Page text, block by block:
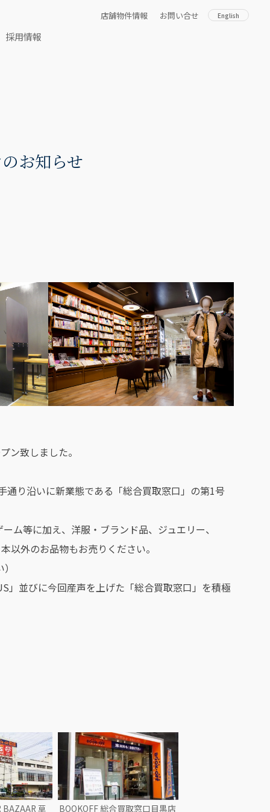
採用情報
店舗物件情報 お問い合せ English
お知らせ
ン致しました。
通り沿いに新業態である「総合買取窓口」の第1号
ム等に加え、洋服・ブランド品、ジュエリー、
以外のお品物もお売りください。
」並びに今回産声を上げた「総合買取窓口」を積極
BAZAAR 草
BOOKOFF 総合買取窓口目黒店